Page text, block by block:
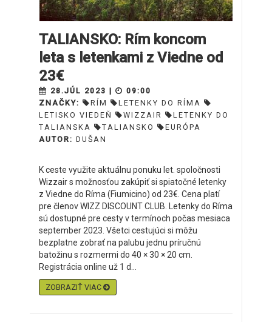
TALIANSKO: Rím koncom
leta s letenkami z Viedne od
23€
28.JÚL 2023 |
09:00
ZNAČKY:
RÍM
LETENKY DO RÍMA
LETISKO VIEDEŇ
WIZZAIR
LETENKY DO
TALIANSKA
TALIANSKO
EURÓPA
AUTOR: DUŠAN
K ceste využite aktuálnu ponuku let. spoločnosti
Wizzair s možnosťou zakúpiť si spiatočné letenky
z Viedne do Ríma (Fiumicino) od 23€. Cena platí
pre členov WIZZ DISCOUNT CLUB. Letenky do Ríma
sú dostupné pre cesty v termínoch počas mesiaca
september 2023. Všetci cestujúci si môžu
bezplatne zobrať na palubu jednu príručnú
batožinu s rozmermi do 40 × 30 × 20 cm.
Registrácia online už 1 d...
ZOBRAZIŤ VIAC